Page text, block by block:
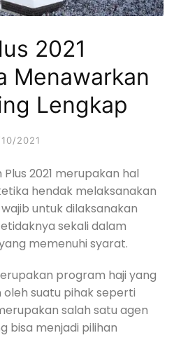
2021
Menawarkan
Lengkap
2021
2021 merupakan hal
hendak melaksanakan
wajib untuk dilaksanakan
sekali dalam
memenuhi syarat.
program haji yang
suatu pihak seperti
salah satu agen
bisa menjadi pilihan